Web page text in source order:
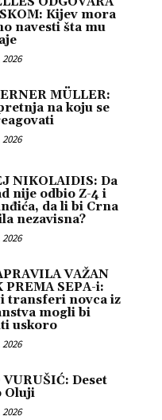
Kijev mora
navesti šta mu
MÜLLER:
na koju se
NIKOLAIDIS: Da
nije odbio Z-4 i
da li bi Crna
nezavisna?
VAŽAN
PREMA SEPA-i:
transferi novca iz
mogli bi
uskoro
VURUŠIĆ: Deset
Oluji